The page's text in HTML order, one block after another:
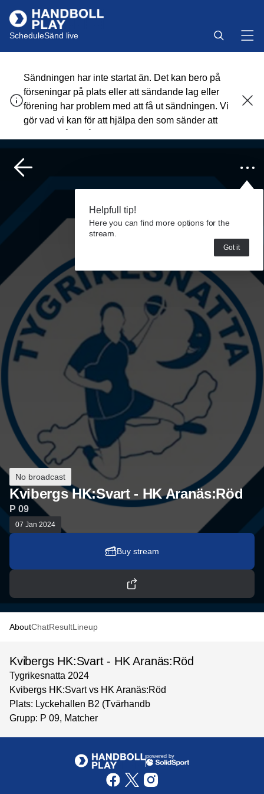
ScheduleSänd live
Sändningen har inte startat än. Det kan bero på
förseningar på plats eller att sändande lag eller
förening har problem med att få ut sändningen. Vi
gör vad vi kan för att hjälpa den som sänder att
Helpfull tip!
Here you can find more options for the
stream.
Got it
No broadcast
Kvibergs HK:Svart - HK Aranäs:Röd
P 09
07 Jan 2024
Buy stream
AboutChatResultLineup
Kvibergs HK:Svart - HK Aranäs:Röd
Tygrikesnatta 2024
Kvibergs HK:Svart vs HK Aranäs:Röd
Plats: Lyckehallen B2 (Tvärhandb
Grupp: P 09, Matcher
powered by